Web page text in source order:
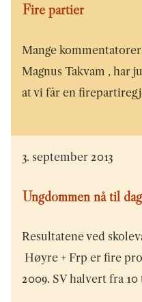
Fire partier
Mange
Magnus Takvam , har
at vi får en
3. september 2013
Ungdommen nå til
Resultatene ved
Høyre + Frp er fire
2009. SV halvert fra